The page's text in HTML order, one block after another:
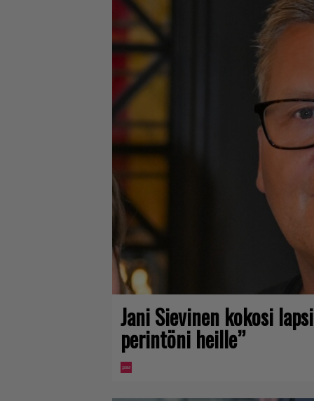
Jani Sievinen kokosi
perintöni heille”